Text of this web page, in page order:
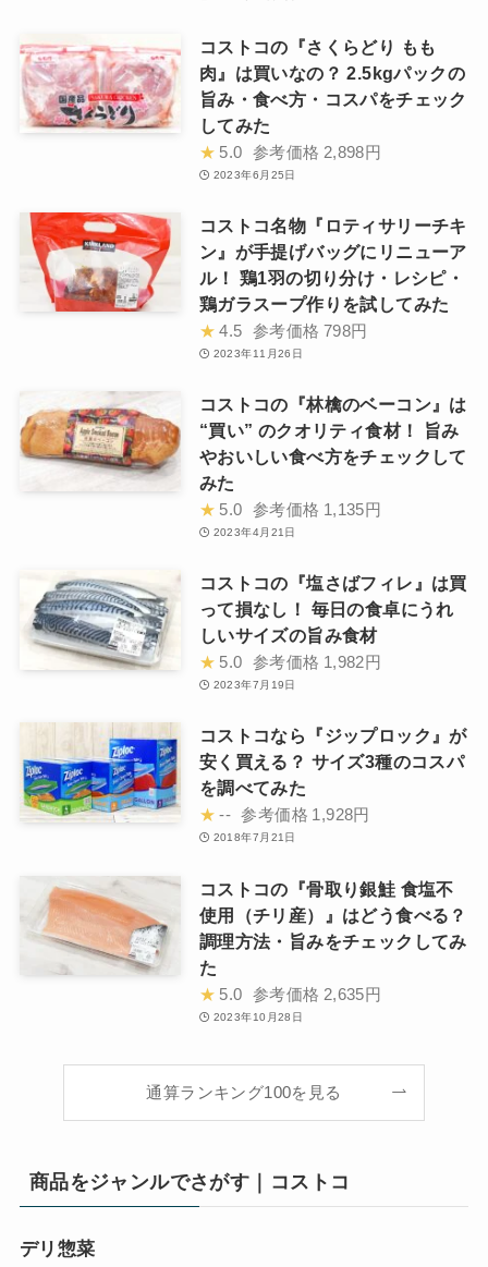
コストコの『さくらどり もも
肉』は買いなの？ 2.5kgパックの
旨み・食べ方・コスパをチェック
してみた
★ 5.0 参考価格 2,898円
2023年6月25日
コストコ名物『ロティサリーチキ
ン』が手提げバッグにリニューア
ル！ 鶏1羽の切り分け・レシピ・
鶏ガラスープ作りを試してみた
★ 4.5 参考価格 798円
2023年11月26日
コストコの『林檎のベーコン』は
“買い” のクオリティ食材！ 旨み
やおいしい食べ方をチェックして
みた
★ 5.0 参考価格 1,135円
2023年4月21日
コストコの『塩さばフィレ』は買
って損なし！ 毎日の食卓にうれ
しいサイズの旨み食材
★ 5.0 参考価格 1,982円
2023年7月19日
コストコなら『ジップロック』が
安く買える？ サイズ3種のコスパ
を調べてみた
★ -- 参考価格 1,928円
2018年7月21日
コストコの『骨取り銀鮭 食塩不
使用（チリ産）』はどう食べる？
調理方法・旨みをチェックしてみ
た
★ 5.0 参考価格 2,635円
2023年10月28日
通算ランキング100を見る
商品をジャンルでさがす｜コストコ
デリ惣菜